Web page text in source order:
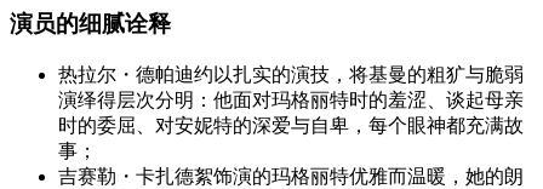
演员的细腻诠释
热拉尔・德帕迪约以扎实的演技，将基曼的粗犷与脆弱
演绎得层次分明：他面对玛格丽特时的羞涩、谈起母亲
时的委屈、对安妮特的深爱与自卑，每个眼神都充满故
事；
吉赛勒・卡扎德絮饰演的玛格丽特优雅而温暖，她的朗